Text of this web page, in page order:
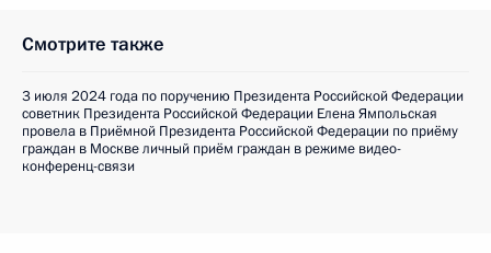
Смотрите также
3 июля 2024 года по поручению Президента Российской Федерации
советник Президента Российской Федерации Елена Ямпольская
провела в Приёмной Президента Российской Федерации по приёму
граждан в Москве личный приём граждан в режиме видео-
конференц-связи